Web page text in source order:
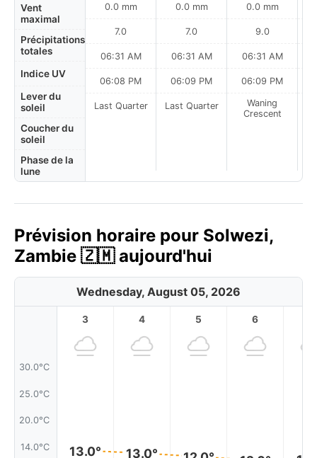
Vent
maximal
Précipitations
totales
Indice UV
Lever du
soleil
Coucher du
soleil
Phase de la
lune
0.0 mm
7.0
06:31 AM
06:08 PM
Last Quarter
0.0 mm
7.0
06:31 AM
06:09 PM
Last Quarter
0.0 mm
9.0
06:31 AM
06:09 PM
Waning
Crescent
Prévision horaire pour Solwezi,
Zambie 🇿🇲 aujourd'hui
Wednesday, August 05, 2026
30.0°C
25.0°C
20.0°C
14.0°C
3
13.0°
4
13.0°
5 6